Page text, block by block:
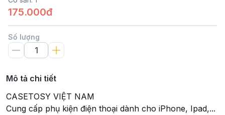
175.000đ
Số lượng
Mô tả chi tiết
CASETOSY VIỆT NAM
Cung cấp phụ kiện điện thoại dành cho iPhone, Ipad,...